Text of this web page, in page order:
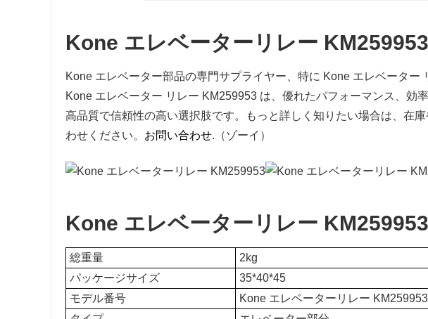
Kone エレベーターリレー KM259953
Kone エレベーター部品の専門サプライヤー、特に Kone エレベーター
Kone エレベーター リレー KM259953 は、優れたパフォーマンス、効
高品質で信頼性の高い選択肢です。もっと詳しく知りたい場合は、在
わせください。 お問い合わせ.（ゾーイ）
Kone エレベーターリレー KM259953
総重量
2kg
パッケージサイズ
35*40*45
モデル番号
Kone エレベーターリレー KM259953